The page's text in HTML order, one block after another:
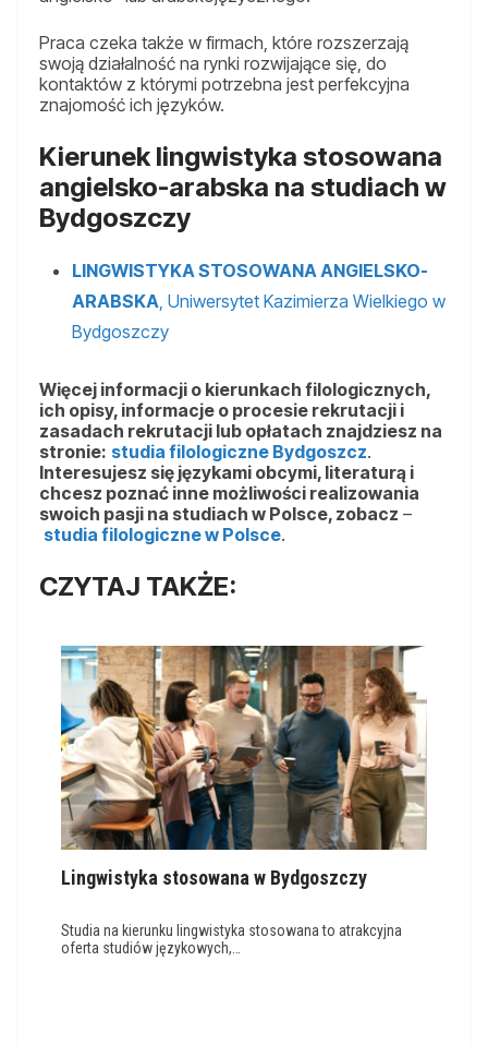
Praca czeka także w firmach, które rozszerzają
swoją działalność na rynki rozwijające się, do
kontaktów z którymi potrzebna jest perfekcyjna
znajomość ich języków.
Kierunek lingwistyka stosowana
angielsko-arabska na studiach w
Bydgoszczy
LINGWISTYKA STOSOWANA ANGIELSKO-
ARABSKA, Uniwersytet Kazimierza Wielkiego w
Bydgoszczy
Więcej informacji o kierunkach filologicznych,
ich opisy, informacje o procesie rekrutacji i
zasadach rekrutacji lub opłatach znajdziesz na
stronie: studia filologiczne Bydgoszcz.
Interesujesz się językami obcymi, literaturą i
chcesz poznać inne możliwości realizowania
swoich pasji na studiach w Polsce, zobacz –
studia filologiczne w Polsce.
CZYTAJ TAKŻE:
Lingwistyka stosowana w Bydgoszczy
Studia na kierunku lingwistyka stosowana to atrakcyjna
oferta studiów językowych,…